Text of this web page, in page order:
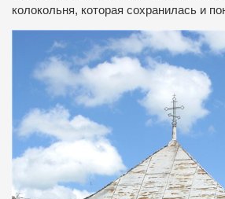
колокольня, которая сохранилась и